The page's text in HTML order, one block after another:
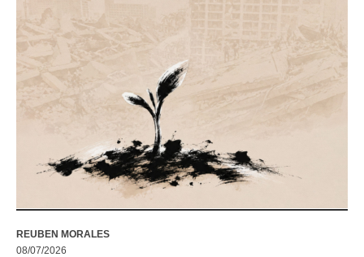
REUBEN MORALES
08/07/2026